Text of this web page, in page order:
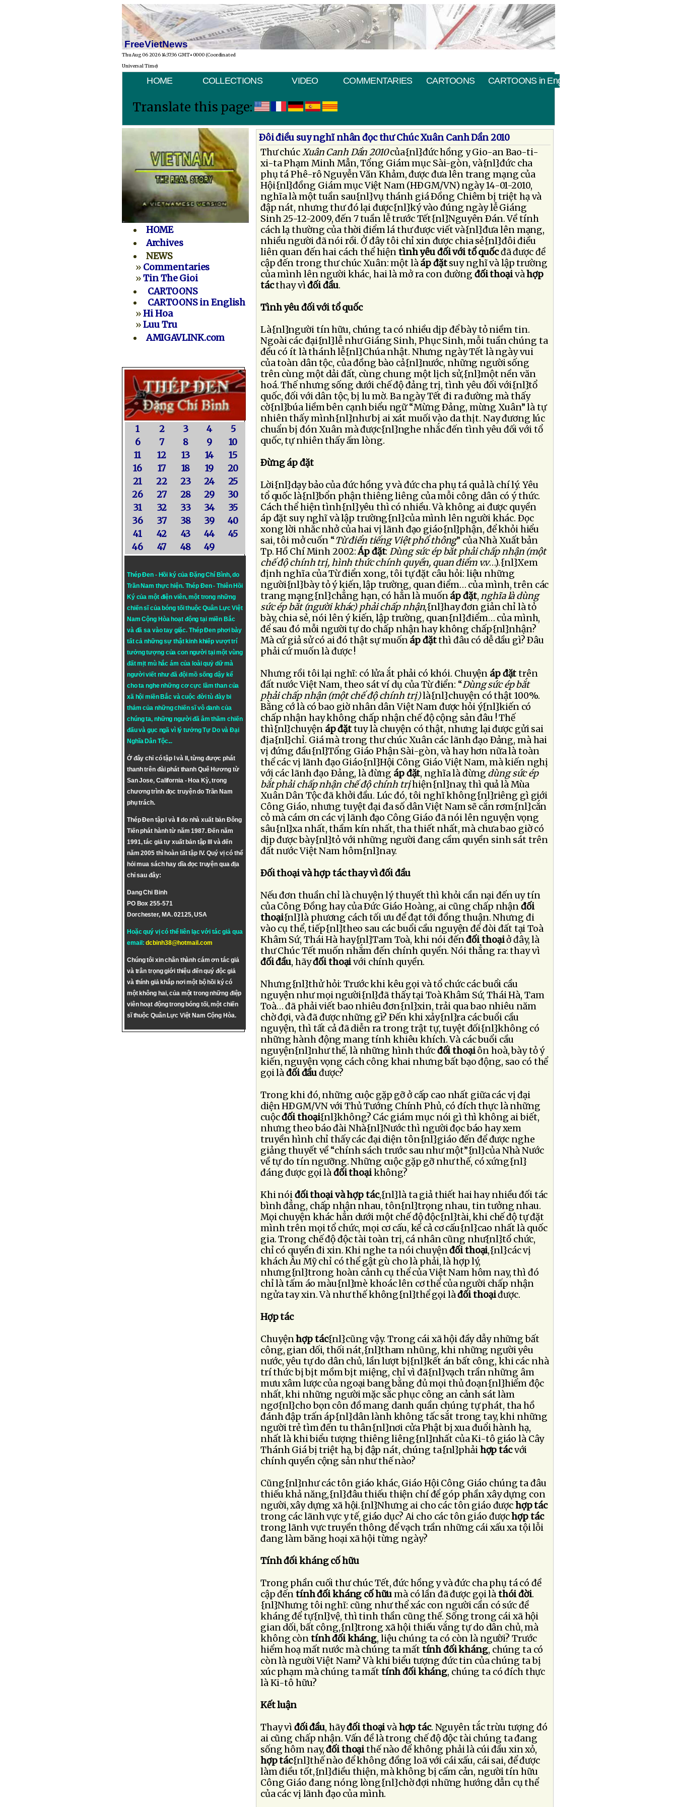
FreeVietNews
Thu Aug 06 2026 14:37:36 GMT+0000 (Coordinated
Universal Time)
HOME COLLECTIONS VIDEO COMMENTARIES CARTOONS CARTOONS in English
Translate this page:
HOME
Archives
NEWS
» Commentaries
»Tin The Gioi
CARTOONS
CARTOONS in English
»Hi Hoa
»Luu Tru
AMIGAVLINK.com
1 2 3 4
5
6
7 8 9
10
11
12 13 14
15
16
17 18 19
20
21
22 23 24
25
26
27 28 29
30
31
32 33 34
35
36
37 38 39
40
41
42 43 44
45
46
47 48 49
Thép Đen - Hồi ký của Đặng Chí Bình, do
Trần Nam thực hiện. Thép Đen- Thiên Hồi
Ký của một điện viên, một trong những
chiến sĩ của bóng tối thuộc Quân Lực Việt
Nam Cộng Hòa hoạt động tại miền Bắc
và đã sa vào tay giặc. Thép Đen phơi bày
tất cả những sự thật kinh khiếp vượt trí
tưởng tượng của con người tại một vùng
đất mịt mù hắc ám của loài quỷ dữ mà
người viết như đã đội mồ sống dậy kể
cho ta nghe những cơ cực lầm than của
xã hội miền Bắc và cuộc đời tù đày bi
thảm của những chiến sĩ vô danh của
chúng ta, những người đã âm thầm chiến
đấu và gục ngã vì lý tưởngTự DovàĐại
Nghĩa Dân Tộc...
Ở đây chỉ có tập I và II, từng được phát
thanh trên đài phát thanh Quê Hương từ
San Jose, California - Hoa Kỳ, trong
chương trình đọc truyện do Trần Nam
phụ trách.
Thép Đen tập I và II do nhà xuất bản Đông
Tiến phát hành từ năm 1987. Đến năm
1991, tác giả tự xuất bản tập III và đến
năm 2005 thì hoàn tất tập IV. Quý vị có thể
hỏi mua sách hay dĩa đọc truyện qua địa
chỉ sau đây:
Dang Chi Binh
PO Box 255-571
Dorchester, MA. 02125, USA
Hoặc quý vị có thể liên lạc với tác giả qua
email:dcbinh38@hotmail.com
Chúng tôi xin chân thành cám ơn tác giả
và trân trọng giới thiệu đến quý độc giả
và thính giả khắp nơi một bộ hồi ký có
một không hai, của một trong những điệp
viên hoạt động trong bóng tối, một chiến
sĩ thuộc Quân Lực Việt Nam Cộng Hòa.
Ðôi điều suy nghĩ nhân đọc thư Chúc Xuân Canh Dần 2010
Thư chúcXuân Canh Dần 2010của{nl}đức hồng y Gio-an Bao-ti-
xi-ta Phạm Minh Mẫn, Tổng Giám mục Sài-gòn, và{nl}đức cha
phụ tá Phê-rô Nguyễn Văn Khảm, được đưa lên trang mạng của
Hội{nl}đồng Giám mục Việt Nam (HÐGM/VN) ngày 14-01-2010,
nghĩa là một tuần sau{nl}vụ thánh giá Ðồng Chiêm bị triệt hạ và
đập nát, nhưng thư đó lại được{nl}ký vào đúng ngày lễ Giáng
Sinh 25-12-2009, đến 7 tuần lễ trước Tết{nl}Nguyên Ðán. Về tính
cách lạ thường của thời điểm lá thư được viết và{nl}đưa lên mạng,
nhiều người đã nói rồi. Ở đây tôi chỉ xin được chia sẻ{nl}đôi điều
liên quan đến hai cách thể hiệntình yêu đối với tổ quốcđã được đề
cập đến trong thư chúc Xuân: một làáp đặtsuy nghĩ và lập trường
của mình lên người khác, hai là mở ra con đường đối thoạivàhợp
tácthay vìđối đầu.
Tình yêu đối với tổ quốc
Là{nl}người tín hữu, chúng ta có nhiều dịp để bày tỏ niềm tin.
Ngoài các đại{nl}lễ như Giáng Sinh, Phục Sinh, mỗi tuần chúng ta
đều có ít là thánh lễ{nl}Chúa nhật. Nhưng ngày Tết là ngày vui
của toàn dân tộc, của đồng bào cả{nl}nước, những người sống
trên cùng một dải đất, cùng chung một lịch sử,{nl}một nền văn
hoá. Thế nhưng sống dưới chế độ đảng trị, tình yêu đối với{nl}tổ
quốc, đối với dân tộc, bị lu mờ. Ba ngày Tết đi ra đường mà thấy
cờ{nl}búa liềm bên cạnh biểu ngữ “Mừng Ðảng, mừng Xuân” là tự
nhiên thấy mình{nl}như bị ai xát muối vào da thịt. Nay đương lúc
chuẩn bị đón Xuân mà được{nl}nghe nhắc đến tình yêu đối với tổ
quốc, tự nhiên thấy ấm lòng.
Ðừng áp đặt
Lời{nl}dạy bảo của đức hồng y và đức cha phụ tá quả là chí lý. Yêu
tổ quốc là{nl}bổn phận thiêng liêng của mỗi công dân có ý thức.
Cách thể hiện tình{nl}yêu thì có nhiều. Và không ai được quyền
áp đặt suy nghĩ và lập trường{nl}của mình lên người khác. Ðọc
xong lời nhắc nhở của hai vị lãnh đạo giáo{nl}phận, để khỏi hiểu
sai, tôi mở cuốn “Từ điển tiếng Việt phổ thông” của Nhà Xuất bản
Tp. Hồ Chí Minh 2002:Áp đặt:Dùng sức ép bắt phải chấp nhận (một
chế độ chính trị, hình thức chính quyền, quan điểm v.v…).{nl}Xem
định nghĩa của Từ điển xong, tôi tự đặt câu hỏi: liệu những
người{nl}bày tỏ ý kiến, lập trường, quan điểm… của mình, trên các
trang mạng{nl}chẳng hạn, có hẳn là muốnáp đặt,nghĩa là dùng
sức ép bắt (người khác) phải chấp nhận,{nl}hay đơn giản chỉ là tỏ
bày, chia sẻ, nói lên ý kiến, lập trường, quan{nl}điểm… của mình,
để sau đó mỗi người tự do chấp nhận hay không chấp{nl}nhận?
Mà cứ giả sử có ai đó thật sự muốnáp đặtthì đâu có dễ dầu gì? Ðâu
phải cứ muốn là được !
Nhưng rồi tôi lại nghĩ: có lửa ắt phải có khói. Chuyện áp đặttrên
đất nước Việt Nam, theo sát ví dụ của Từ điển: “Dùng sức ép bắt
phải chấp nhận (một chế độ chính trị)là{nl}chuyện có thật 100%.
Bằng cớ là có bao giờ nhân dân Việt Nam được hỏi ý{nl}kiến có
chấp nhận hay không chấp nhận chế độ cộng sản đâu ! Thế
thì{nl}chuyện áp đặttuy là chuyện có thật, nhưng lại được gửi sai
địa{nl}chỉ. Giá mà trong thư chúc Xuân các lãnh đạo Ðảng, mà hai
vị đứng đầu{nl}Tổng Giáo Phận Sài-gòn, và hay hơn nữa là toàn
thể các vị lãnh đạo Giáo{nl}Hội Công Giáo Việt Nam, mà kiến nghị
với các lãnh đạo Ðảng, là đừng áp đặt, nghĩa là đừng dùng sức ép
bắt phải chấp nhận chế độ chính trịhiện{nl}nay, thì quả là Mùa
Xuân Dân Tộc đã khởi đầu. Lúc đó, tôi nghĩ không{nl}riêng gì giới
Công Giáo, nhưng tuyệt đại đa số dân Việt Nam sẽ cắn rơm{nl}cắn
cỏ mà cám ơn các vị lãnh đạo Công Giáo đã nói lên nguyện vọng
sâu{nl}xa nhất, thầm kín nhất, tha thiết nhất, mà chưa bao giờ có
dịp được bày{nl}tỏ với những người đang cầm quyền sinh sát trên
đất nước Việt Nam hôm{nl}nay.
Ðối thoại và hợp tác thay vì đối đầu
Nếu đơn thuần chỉ là chuyện lý thuyết thì khỏi cần nại đến uy tín
của Công Ðồng hay của Ðức Giáo Hoàng, ai cũng chấp nhậnđối
thoại{nl}là phương cách tối ưu để đạt tới đồng thuận. Nhưng đi
vào cụ thể, tiếp{nl}theo sau các buổi cầu nguyện để đòi đất tại Toà
Khâm Sứ, Thái Hà hay{nl}Tam Toà, khi nói đếnđối thoạiở đây, là
thư Chúc Tết muốn nhắm đến chính quyền. Nói thẳng ra: thay vì
đối đầu, hãyđối thoạivới chính quyền.
Nhưng{nl}thử hỏi: Trước khi kêu gọi và tổ chức các buổi cầu
nguyện như mọi người{nl}đã thấy tại Toà Khâm Sứ, Thái Hà, Tam
Toà… đã phải viết bao nhiêu đơn{nl}xin, trải qua bao nhiêu năm
chờ đợi, và đã được những gì? Ðến khi xảy{nl}ra các buổi cầu
nguyện, thì tất cả đã diễn ra trong trật tự, tuyệt đối{nl}không có
những hành động mang tính khiêu khích. Và các buổi cầu
nguyện{nl}như thế, là những hình thứcđối thoạiôn hoà, bày tỏ ý
kiến, nguyện vọng cách công khai nhưng bất bạo động, sao có thể
gọi làđối đầuđược?
Trong khi đó, những cuộc gặp gỡ ở cấp cao nhất giữa các vị đại
diện HÐGM/VN với Thủ Tướng Chính Phủ, có đích thực là những
cuộcđối thoại{nl}không? Các giám mục nói gì thì không ai biết,
nhưng theo báo đài Nhà{nl}Nước thì người đọc báo hay xem
truyền hình chỉ thấy các đại diện tôn{nl}giáo đến để được nghe
giảng thuyết về “chính sách trước sau như một”{nl}của Nhà Nước
về tự do tín ngưỡng. Những cuộc gặp gỡ như thế, có xứng{nl}
đáng được gọi làđối thoạikhông?
Khi nóiđối thoại và hợp tác,{nl}là ta giả thiết hai hay nhiều đối tác
bình đẳng, chấp nhận nhau, tôn{nl}trọng nhau, tin tưởng nhau.
Mọi chuyện khác hẳn dưới một chế độ độc{nl}tài, khi chế độ tự đặt
mình trên mọi tổ chức, mọi cơ cấu, kể cả cơ cấu{nl}cao nhất là quốc
gia. Trong chế độ độc tài toàn trị, cá nhân cũng như{nl}tổ chức,
chỉ có quyền đi xin. Khi nghe ta nói chuyệnđối thoại,{nl}các vị
khách Âu Mỹ chỉ có thể gật gù cho là phải, là hợp lý,
nhưng{nl}trong hoàn cảnh cụ thể của Việt Nam hôm nay, thì đó
chỉ là tấm áo màu{nl}mè khoác lên cơ thể của người chấp nhận
ngửa tay xin. Và như thế không{nl}thể gọi làđối thoạiđược.
Hợp tác
Chuyệnhợp tác{nl}cũng vậy. Trong cái xã hội đầy dẫy những bất
công, gian dối, thối nát,{nl}tham nhũng, khi những người yêu
nước, yêu tự do dân chủ, lần lượt bị{nl}kết án bất công, khi các nhà
trí thức bị bịt mồm bịt miệng, chỉ vì đã{nl}vạch trần những âm
mưu xâm lược của ngoại bang bằng đủ mọi thủ đoạn{nl}hiểm độc
nhất, khi những người mặc sắc phục công an cảnh sát làm
ngơ{nl}cho bọn côn đồ mang danh quần chúng tự phát, tha hồ
đánh đập trấn áp{nl}dân lành không tấc sắt trong tay, khi những
người trẻ tìm đến tu thân{nl}nơi cửa Phật bị xua đuổi hành hạ,
nhất là khi biểu tượng thiêng liêng{nl}nhất của Ki-tô giáo là Cây
Thánh Giá bị triệt hạ, bị đập nát, chúng ta{nl}phảihợp tácvới
chính quyền cộng sản như thế nào?
Cũng{nl}như các tôn giáo khác, Giáo Hội Công Giáo chúng ta đâu
thiếu khả năng,{nl}đâu thiếu thiện chí để góp phần xây dựng con
người, xây dựng xã hội.{nl}Nhưng ai cho các tôn giáo đượchợp tác
trong các lãnh vực y tế, giáo dục? Ai cho các tôn giáo đượchợp tác
trong lãnh vực truyền thông để vạch trần những cái xấu xa tội lỗi
đang làm băng hoại xã hội từng ngày?
Tính đối kháng cố hữu
Trong phần cuối thư chúc Tết, đức hồng y và đức cha phụ tá có đề
cập đếntính đối kháng cố hữumà có lần đã được gọi làthói đời.
{nl}Nhưng tôi nghĩ: cũng như thể xác con người cần có sức đề
kháng để tự{nl}vệ, thì tinh thần cũng thế. Sống trong cái xã hội
gian dối, bất công,{nl}trong xã hội thiếu vắng tự do dân chủ, mà
không còntính đối kháng, liệu chúng ta có còn là người? Trước
hiểm hoạ mất nước mà chúng ta mấttính đối kháng, chúng ta có
còn là người Việt Nam? Và khi biểu tượng đức tin của chúng ta bị
xúc phạm mà chúng ta mấttính đối kháng, chúng ta có đích thực
là Ki-tô hữu?
Kết luận
Thay vìđối đầu, hãyđối thoạivàhợp tác. Nguyên tắc trừu tượng đó
ai cũng chấp nhận. Vấn đề là trong chế độ độc tài chúng ta đang
sống hôm nay,đối thoạithế nào để không phải là cúi đầu xin xỏ,
hợp tác{nl}thế nào để không đồng loã với cái xấu, cái sai, để được
làm điều tốt,{nl}điều thiện, mà không bị cấm cản, người tín hữu
Công Giáo đang nóng lòng{nl}chờ đợi những hướng dẫn cụ thể
của các vị lãnh đạo của mình.